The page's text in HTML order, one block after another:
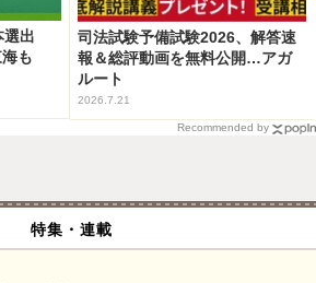
選出
も
司法試験予備試験2026、解答速
報＆総評動画を無料公開…アガ
ルート
2026.7.21
Recommended by
特集・連載